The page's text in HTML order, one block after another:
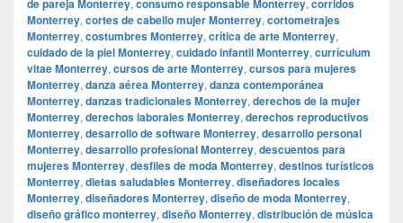
de pareja Monterrey, consumo responsable Monterrey, corridos
Monterrey, cortes de cabello mujer Monterrey, cortometrajes
Monterrey, costumbres Monterrey, crítica de arte Monterrey,
cuidado de la piel Monterrey, cuidado infantil Monterrey, currículum
vitae Monterrey, cursos de arte Monterrey, cursos para mujeres
Monterrey, danza aérea Monterrey, danza contemporánea
Monterrey, danzas tradicionales Monterrey, derechos de la mujer
Monterrey, derechos laborales Monterrey, derechos reproductivos
Monterrey, desarrollo de software Monterrey, desarrollo personal
Monterrey, desarrollo profesional Monterrey, descuentos para
mujeres Monterrey, desfiles de moda Monterrey, destinos turísticos
Monterrey, dietas saludables Monterrey, diseñadores locales
Monterrey, diseñadores Monterrey, diseño de moda Monterrey,
diseño gráfico monterrey, diseño Monterrey, distribución de música